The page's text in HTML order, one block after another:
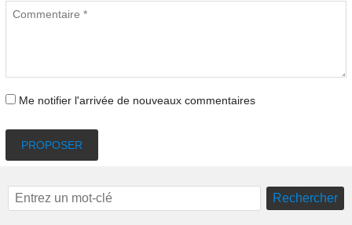
Me notifier l'arrivée de nouveaux commentaires
PROPOSER
Rechercher